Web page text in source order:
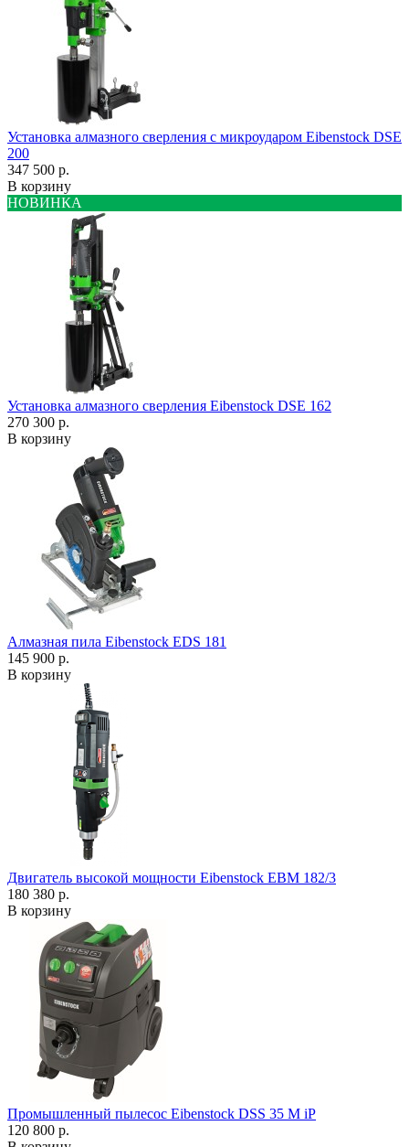
Установка алмазного сверления с микроударом Eibenstock DSE
200
347 500 р.
В корзину
НОВИНКА
Установка алмазного сверления Eibenstock DSE 162
270 300 р.
В корзину
Алмазная пила Eibenstock EDS 181
145 900 р.
В корзину
Двигатель высокой мощности Eibenstock EBM 182/3
180 380 р.
В корзину
Промышленный пылесос Eibenstock DSS 35 M iP
120 800 р.